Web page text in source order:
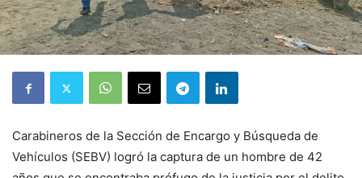
Carabineros de la Sección de Encargo y Búsqueda de
Vehículos (SEBV) logró la captura de un hombre de 42